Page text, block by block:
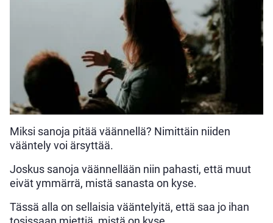
Miksi sanoja pitää väännellä? Nimittäin niiden
vääntely voi ärsyttää.
Joskus sanoja väännellään niin pahasti, että muut
eivät ymmärrä, mistä sanasta on kyse.
Tässä alla on sellaisia vääntelyitä, että saa jo ihan